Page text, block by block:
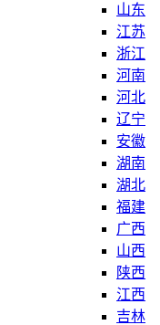
山东
江苏
浙江
河南
河北
辽宁
安徽
湖南
湖北
福建
广西
山西
陕西
江西
吉林